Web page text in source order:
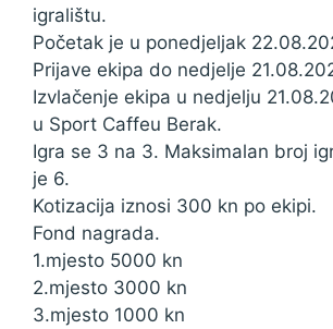
igralištu.
Početak je u ponedjeljak
Prijave ekipa do nedjelje
Izvlačenje ekipa u nedjelju
u Sport Caffeu Berak.
Igra se 3 na 3. Maksimalan broj
je 6.
Kotizacija iznosi 300 kn po ekipi.
Fond nagrada.
1.mjesto 5000 kn
2.mjesto 3000 kn
3.mjesto 1000 kn